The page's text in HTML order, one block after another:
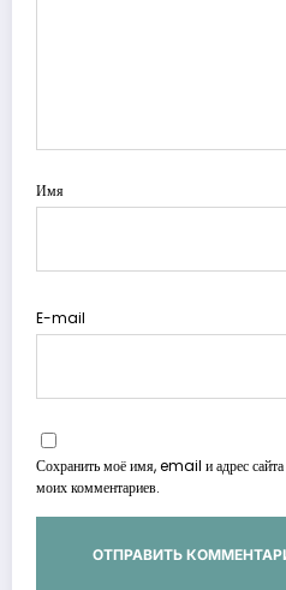
Имя
E-mail
Сохранить моё имя, email и адрес
моих комментариев.